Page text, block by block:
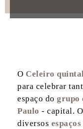
O Celeiro
para celebrar
espaço do
Paulo - capital. O
diversos